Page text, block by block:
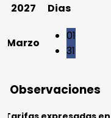
2027 Dias
01
31